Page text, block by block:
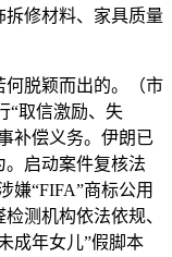
拆修材料、家具质量
脱颖而出的。（市
“取信激励、失
补偿义务。伊朗已
启动案件复核法
嫌“FIFA”商标公用
测机构依法依规、
成年女儿”假脚本